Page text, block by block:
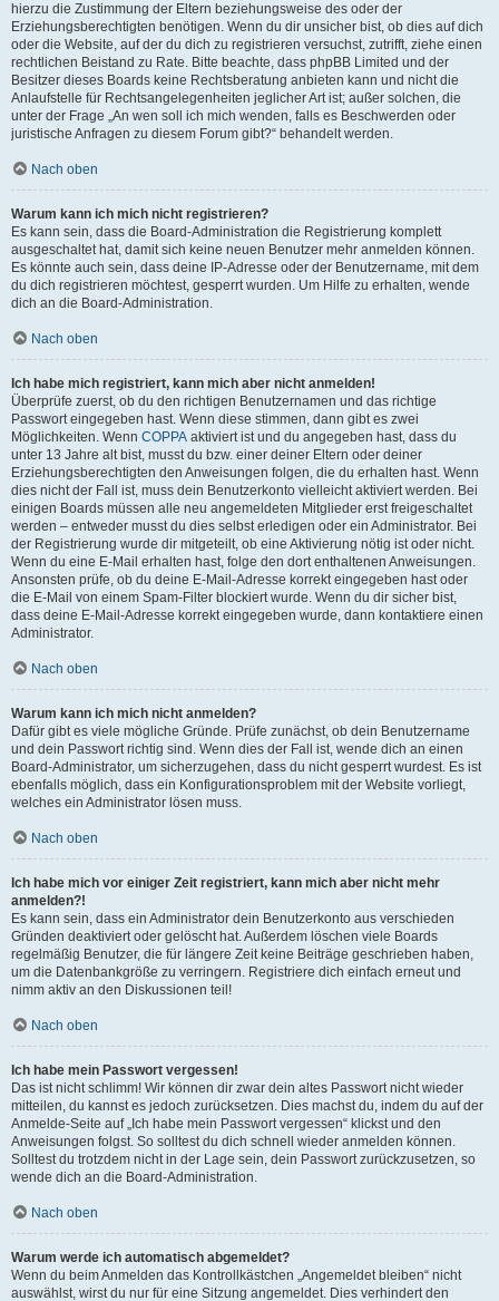
hierzu die Zustimmung der Eltern beziehungsweise des oder der
Erziehungsberechtigten benötigen. Wenn du dir unsicher bist, ob dies auf dich
oder die Website, auf der du dich zu registrieren versuchst, zutrifft, ziehe einen
rechtlichen Beistand zu Rate. Bitte beachte, dass phpBB Limited und der
Besitzer dieses Boards keine Rechtsberatung anbieten kann und nicht die
Anlaufstelle für Rechtsangelegenheiten jeglicher Art ist; außer solchen, die
unter der Frage „An wen soll ich mich wenden, falls es Beschwerden oder
juristische Anfragen zu diesem Forum gibt?“ behandelt werden.
Nach oben
Warum kann ich mich nicht registrieren?
Es kann sein, dass die Board-Administration die Registrierung komplett
ausgeschaltet hat, damit sich keine neuen Benutzer mehr anmelden können.
Es könnte auch sein, dass deine IP-Adresse oder der Benutzername, mit dem
du dich registrieren möchtest, gesperrt wurden. Um Hilfe zu erhalten, wende
dich an die Board-Administration.
Nach oben
Ich habe mich registriert, kann mich aber nicht anmelden!
Überprüfe zuerst, ob du den richtigen Benutzernamen und das richtige
Passwort eingegeben hast. Wenn diese stimmen, dann gibt es zwei
Möglichkeiten. Wenn COPPA aktiviert ist und du angegeben hast, dass du
unter 13 Jahre alt bist, musst du bzw. einer deiner Eltern oder deiner
Erziehungsberechtigten den Anweisungen folgen, die du erhalten hast. Wenn
dies nicht der Fall ist, muss dein Benutzerkonto vielleicht aktiviert werden. Bei
einigen Boards müssen alle neu angemeldeten Mitglieder erst freigeschaltet
werden – entweder musst du dies selbst erledigen oder ein Administrator. Bei
der Registrierung wurde dir mitgeteilt, ob eine Aktivierung nötig ist oder nicht.
Wenn du eine E-Mail erhalten hast, folge den dort enthaltenen Anweisungen.
Ansonsten prüfe, ob du deine E-Mail-Adresse korrekt eingegeben hast oder
die E-Mail von einem Spam-Filter blockiert wurde. Wenn du dir sicher bist,
dass deine E-Mail-Adresse korrekt eingegeben wurde, dann kontaktiere einen
Administrator.
Nach oben
Warum kann ich mich nicht anmelden?
Dafür gibt es viele mögliche Gründe. Prüfe zunächst, ob dein Benutzername
und dein Passwort richtig sind. Wenn dies der Fall ist, wende dich an einen
Board-Administrator, um sicherzugehen, dass du nicht gesperrt wurdest. Es ist
ebenfalls möglich, dass ein Konfigurationsproblem mit der Website vorliegt,
welches ein Administrator lösen muss.
Nach oben
Ich habe mich vor einiger Zeit registriert, kann mich aber nicht mehr
anmelden?!
Es kann sein, dass ein Administrator dein Benutzerkonto aus verschieden
Gründen deaktiviert oder gelöscht hat. Außerdem löschen viele Boards
regelmäßig Benutzer, die für längere Zeit keine Beiträge geschrieben haben,
um die Datenbankgröße zu verringern. Registriere dich einfach erneut und
nimm aktiv an den Diskussionen teil!
Nach oben
Ich habe mein Passwort vergessen!
Das ist nicht schlimm! Wir können dir zwar dein altes Passwort nicht wieder
mitteilen, du kannst es jedoch zurücksetzen. Dies machst du, indem du auf der
Anmelde-Seite auf „Ich habe mein Passwort vergessen“ klickst und den
Anweisungen folgst. So solltest du dich schnell wieder anmelden können.
Solltest du trotzdem nicht in der Lage sein, dein Passwort zurückzusetzen, so
wende dich an die Board-Administration.
Nach oben
Warum werde ich automatisch abgemeldet?
Wenn du beim Anmelden das Kontrollkästchen „Angemeldet bleiben“ nicht
auswählst, wirst du nur für eine Sitzung angemeldet. Dies verhindert den